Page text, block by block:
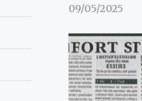
09/05/2025